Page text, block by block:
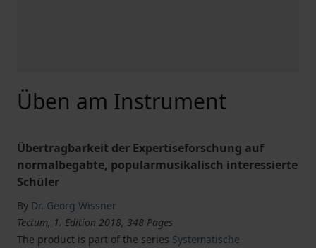
Üben am Instrument
Übertragbarkeit der Expertiseforschung auf
normalbegabte, popularmusikalisch interessierte
Schüler
By Dr. Georg Wissner
Tectum, 1. Edition 2018, 348 Pages
The product is part of the series Systematische